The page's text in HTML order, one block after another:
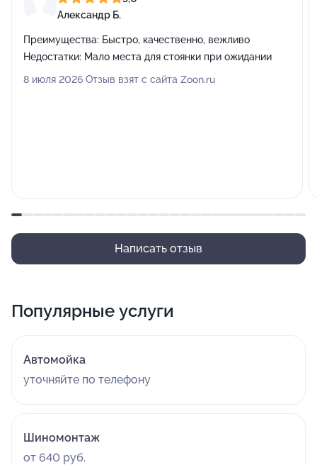
Александр Б.
Преимущества: Быстро, качественно, вежливо
Недостатки: Мало места для стоянки при ожидании
8 июля 2026 Отзыв взят с сайта Zoon.ru
Написать отзыв
Популярные услуги
Автомойка
уточняйте по телефону
Шиномонтаж
от 640 руб.